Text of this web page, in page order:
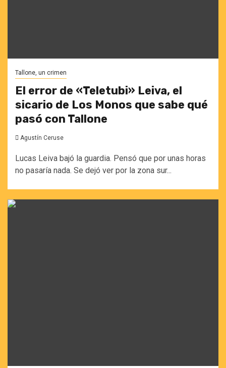
Tallone, un crimen
El error de «Teletubi» Leiva, el
sicario de Los Monos que sabe qué
pasó con Tallone
Agustín Ceruse
Lucas Leiva bajó la guardia. Pensó que por unas horas
no pasaría nada. Se dejó ver por la zona sur...